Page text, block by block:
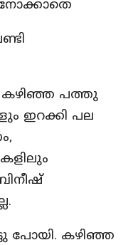
കഴിഞ്ഞ പത്തു
ഇറക്കി പല
പോയി. കഴിഞ്ഞ